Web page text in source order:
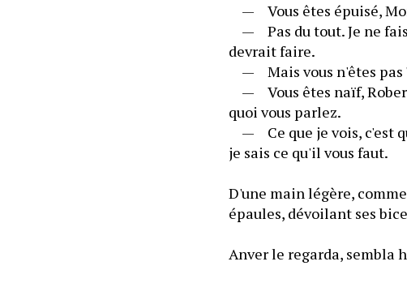
—	Vous êtes épuisé,
—	Pas du tout. Je ne
devrait faire.
—	Mais vous n'êtes pas
—	Vous êtes naïf,
quoi vous parlez.
—	Ce que je vois, c'est
je sais ce qu'il vous faut.
D'une main légère,
épaules, dévoilant ses
Anver le regarda, sembla